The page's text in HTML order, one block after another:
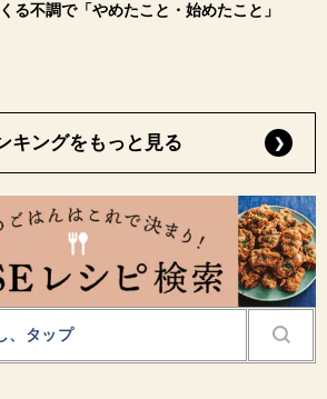
る不調で「やめたこと・始めたこと」
キングをもっと見る